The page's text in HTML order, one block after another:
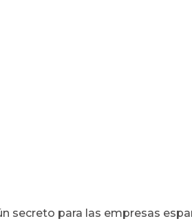
secreto para las empresas